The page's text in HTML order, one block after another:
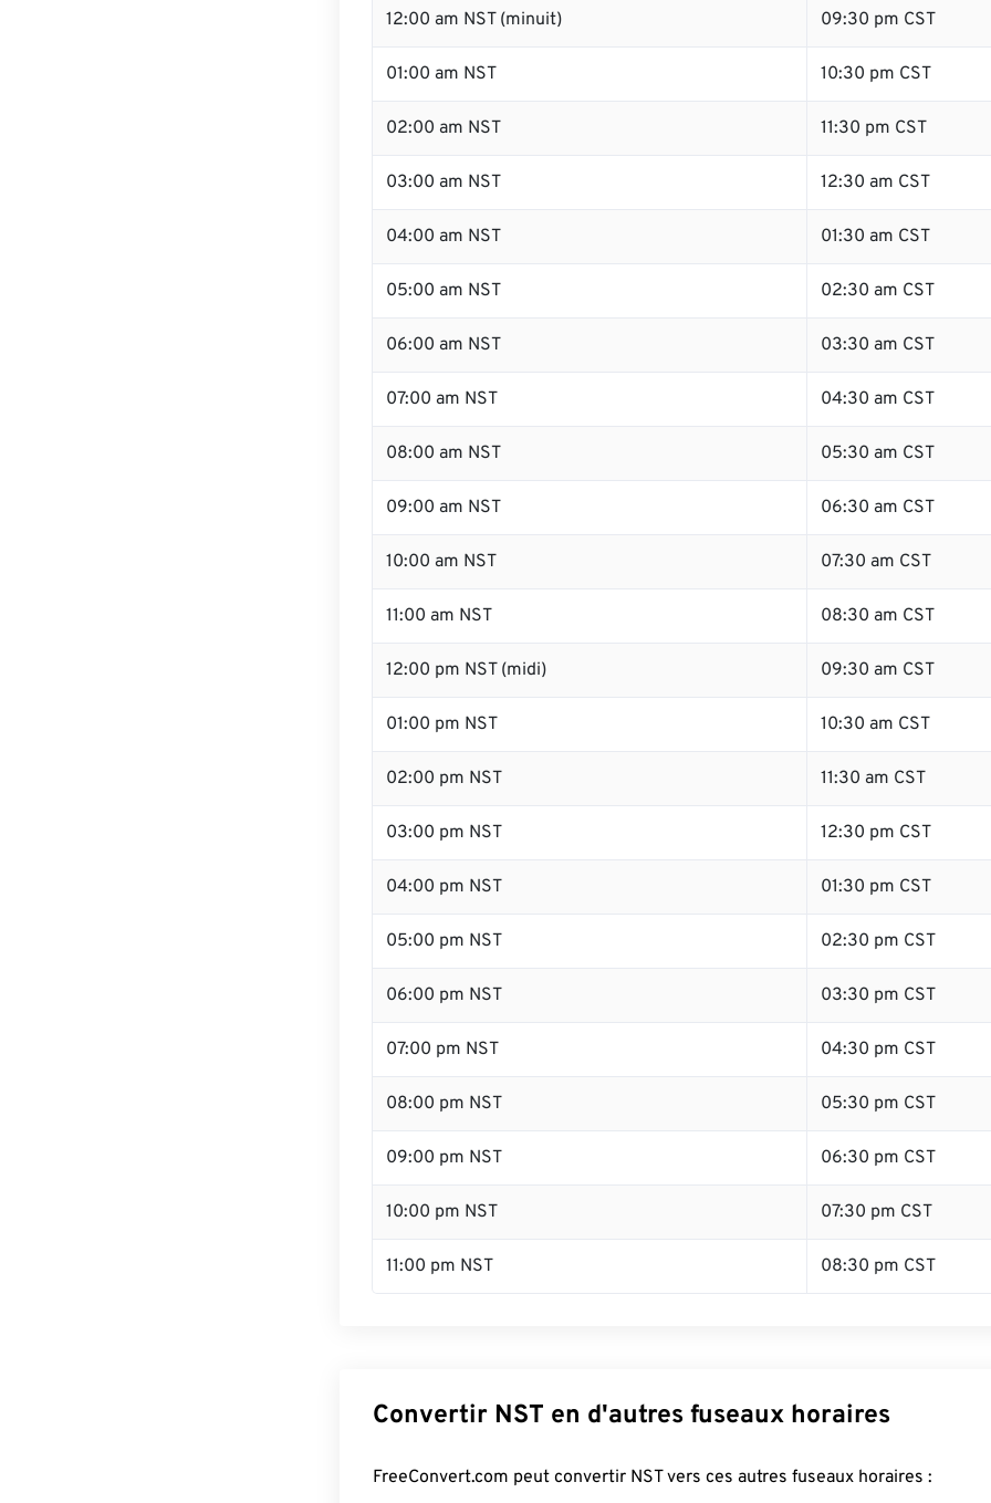
12:00 am NST (minuit) 09:30 pm CST
01:00 am NST 10:30 pm CST
02:00 am NST 11:30 pm CST
03:00 am NST 12:30 am CST
04:00 am NST 01:30 am CST
05:00 am NST 02:30 am CST
06:00 am NST 03:30 am CST
07:00 am NST 04:30 am CST
08:00 am NST 05:30 am CST
09:00 am NST 06:30 am CST
10:00 am NST 07:30 am CST
11:00 am NST 08:30 am CST
12:00 pm NST (midi) 09:30 am CST
01:00 pm NST 10:30 am CST
02:00 pm NST 11:30 am CST
03:00 pm NST 12:30 pm CST
04:00 pm NST 01:30 pm CST
05:00 pm NST 02:30 pm CST
06:00 pm NST 03:30 pm CST
07:00 pm NST 04:30 pm CST
08:00 pm NST 05:30 pm CST
09:00 pm NST 06:30 pm CST
10:00 pm NST 07:30 pm CST
11:00 pm NST 08:30 pm CST
Convertir NST en d'autres fuseaux horaires
FreeConvert.com peut convertir NST vers ces autres fuseaux horaires :